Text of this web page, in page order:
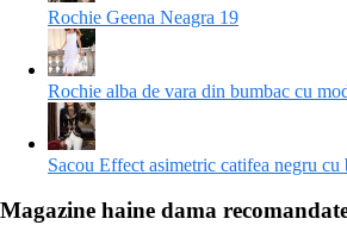
Rochie Geena Neagra 19
Rochie alba de vara din bumbac cu
Sacou Effect asimetric catifea negru cu
Magazine haine dama